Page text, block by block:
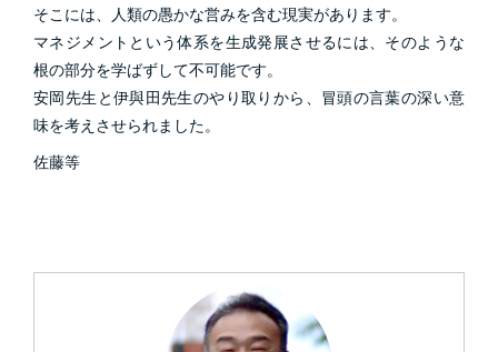
そこには、人類の愚かな営みを含む現実があります。
マネジメントという体系を生成発展させるには、そのような
根の部分を学ばずして不可能です。
安岡先生と伊與田先生のやり取りから、冒頭の言葉の深い意
味を考えさせられました。
佐藤等